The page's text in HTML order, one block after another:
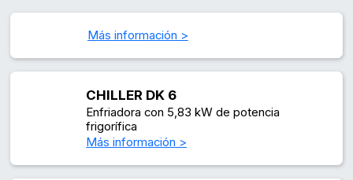
Más información >
CHILLER DK 6
Enfriadora con 5,83 kW de potencia
frigorífica
Más información >